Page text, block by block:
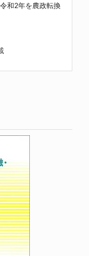
和2年を農政転換